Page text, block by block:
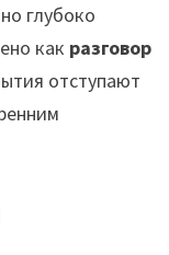
глубоко
как разговор
отступают